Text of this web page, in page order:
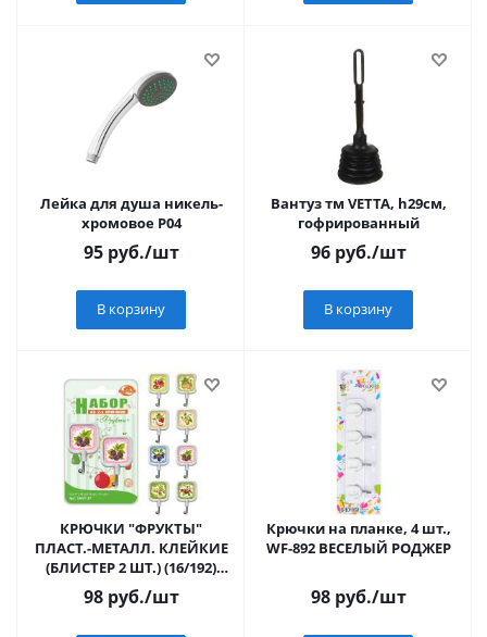
Лейка для душа никель-
хромовое Р04
95руб./шт
В корзину
Вантуз тм VETTA, h29см,
гофрированный
96руб./шт
В корзину
КРЮЧКИ "ФРУКТЫ"
ПЛАСТ.-МЕТАЛЛ. КЛЕЙКИЕ
(БЛИСТЕР 2 ШТ.) (16/192)
98руб./шт
Крючки на планке, 4 шт.,
WF-892 ВЕСЕЛЫЙ РОДЖЕР
98руб./шт